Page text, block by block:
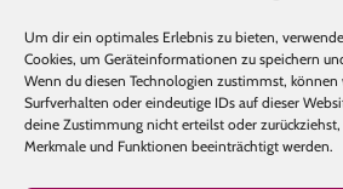
Um dir ein optimales Erlebnis zu bieten,
Cookies, um Geräteinformationen zu speichern
Wenn du diesen Technologien zustimmst,
Surfverhalten oder eindeutige IDs auf dieser
deine Zustimmung nicht erteilst oder
Merkmale und Funktionen beeinträchtigt werden.
Mehr laden Auf